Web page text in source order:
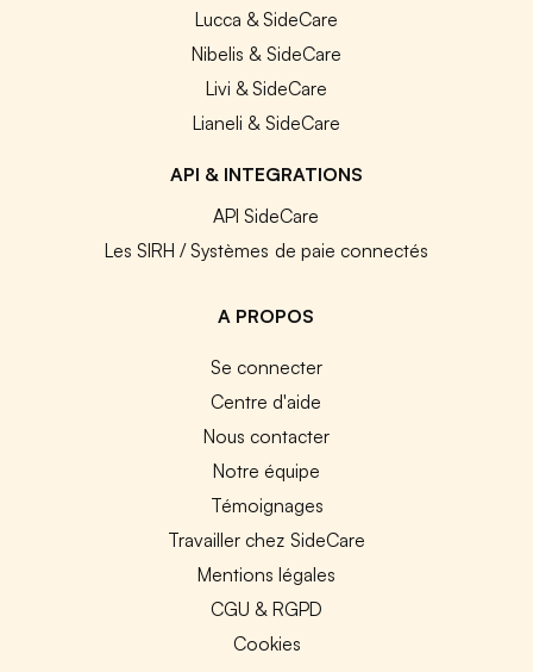
Lucca & SideCare
Nibelis & SideCare
Livi & SideCare
Lianeli & SideCare
API & INTEGRATIONS
API SideCare
Les SIRH / Systèmes de paie connectés
A PROPOS
Se connecter
Centre d'aide
Nous contacter
Notre équipe
Témoignages
Travailler chez SideCare
Mentions légales
CGU & RGPD
Cookies